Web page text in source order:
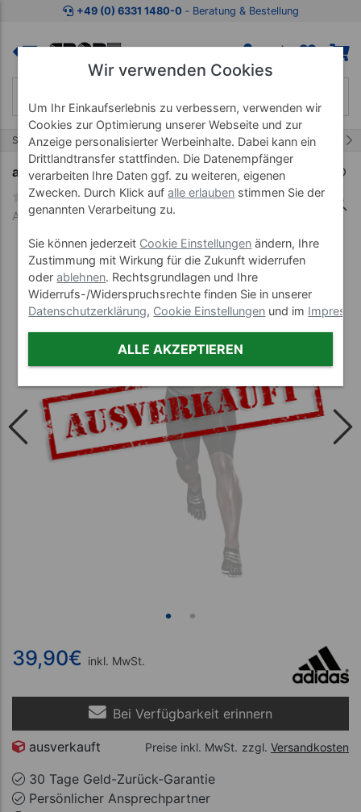
Zum Kaufbereich springen Zur Produktbeschreibung
+49 (0) 6331 1480-0 ‐ Beratung & Bestellung
Start Fitnessartikel Athletik-Training 1/216
adidas Bremsfallschirm Resistance Parachute
Art-Nr. 03825
39,90€ inkl. MwSt.
Bei Verfügbarkeit erinnern
ausverkauft Preise inkl. MwSt. zzgl. Versandkosten
30 Tage Geld-Zurück-Garantie
Persönlicher Ansprechpartner
Wir verwenden Cookies
Um Ihr Einkaufserlebnis zu verbessern, verwenden wir
Cookies zur Optimierung unserer Webseite und zur
Anzeige personalisierter Werbeinhalte. Dabei kann ein
Drittlandtransfer stattfinden. Die Datenempfänger
verarbeiten Ihre Daten ggf. zu weiteren, eigenen
Zwecken. Durch Klick aufalle erlauben stimmen Sie der
genannten Verarbeitung zu.
Sie können jederzeit Cookie Einstellungen ändern, Ihre
Zustimmung mit Wirkung für die Zukunft widerrufen
oderablehnen. Rechtsgrundlagen und Ihre
Widerrufs-/Widerspruchsrechte finden Sie in unserer
Datenschutzerklärung, Cookie Einstellungen und im
ALLE AKZEPTIEREN